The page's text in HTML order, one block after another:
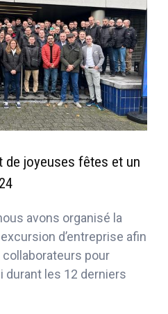
de joyeuses fêtes et un
avons organisé la
d’entreprise afin
pour
durant les 12 derniers